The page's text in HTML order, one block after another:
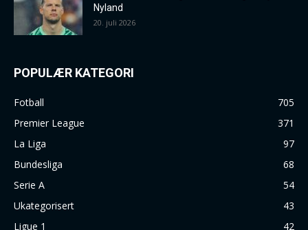
Nyland
20. juli 2026
POPULÆR KATEGORI
Fotball
705
Premier League
371
La Liga
97
Bundesliga
68
Serie A
54
Ukategorisert
43
Ligue 1
42